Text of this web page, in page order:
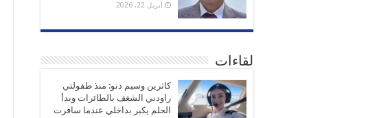
أبريل 22, 2026
لقاءات
كاثرين وسيم دنو: منذ طفولتي
راودني الشغف بالطائرات وبدأ
الحلم يكبر بداخلي عندما سافرت